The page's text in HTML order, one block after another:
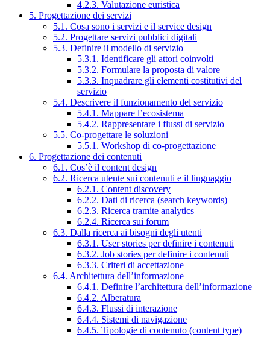
4.2.3. Valutazione euristica
5. Progettazione dei servizi
5.1. Cosa sono i servizi e il service design
5.2. Progettare servizi pubblici digitali
5.3. Definire il modello di servizio
5.3.1. Identificare gli attori coinvolti
5.3.2. Formulare la proposta di valore
5.3.3. Inquadrare gli elementi costitutivi del
servizio
5.4. Descrivere il funzionamento del servizio
5.4.1. Mappare l’ecosistema
5.4.2. Rappresentare i flussi di servizio
5.5. Co-progettare le soluzioni
5.5.1. Workshop di co-progettazione
6. Progettazione dei contenuti
6.1. Cos’è il content design
6.2. Ricerca utente sui contenuti e il linguaggio
6.2.1. Content discovery
6.2.2. Dati di ricerca (search keywords)
6.2.3. Ricerca tramite analytics
6.2.4. Ricerca sui forum
6.3. Dalla ricerca ai bisogni degli utenti
6.3.1. User stories per definire i contenuti
6.3.2. Job stories per definire i contenuti
6.3.3. Criteri di accettazione
6.4. Architettura dell’informazione
6.4.1. Definire l’architettura dell’informazione
6.4.2. Alberatura
6.4.3. Flussi di interazione
6.4.4. Sistemi di navigazione
6.4.5. Tipologie di contenuto (content type)